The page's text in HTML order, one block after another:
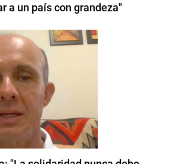
a un país con grandeza"